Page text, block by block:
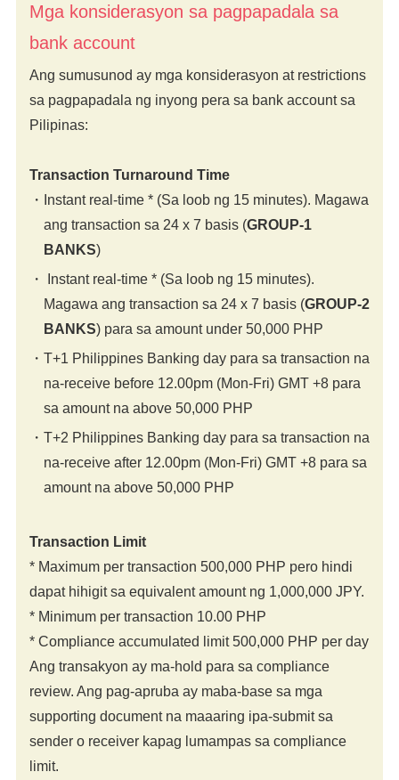
Mga konsiderasyon sa pagpapadala sa
bank account
Ang sumusunod ay mga konsiderasyon at restrictions
sa pagpapadala ng inyong pera sa bank account sa
Pilipinas:
Transaction Turnaround Time
Instant real-time * (Sa loob ng 15 minutes). Magawa
ang transaction sa 24 x 7 basis (GROUP-1
BANKS)
Instant real-time * (Sa loob ng 15 minutes).
Magawa ang transaction sa 24 x 7 basis (GROUP-2
BANKS) para sa amount under 50,000 PHP
T+1 Philippines Banking day para sa transaction na
na-receive before 12.00pm (Mon-Fri) GMT +8 para
sa amount na above 50,000 PHP
T+2 Philippines Banking day para sa transaction na
na-receive after 12.00pm (Mon-Fri) GMT +8 para sa
amount na above 50,000 PHP
Transaction Limit
* Maximum per transaction 500,000 PHP pero hindi
dapat hihigit sa equivalent amount ng 1,000,000 JPY.
* Minimum per transaction 10.00 PHP
* Compliance accumulated limit 500,000 PHP per day
Ang transakyon ay ma-hold para sa compliance
review. Ang pag-apruba ay maba-base sa mga
supporting document na maaaring ipa-submit sa
sender o receiver kapag lumampas sa compliance
limit.